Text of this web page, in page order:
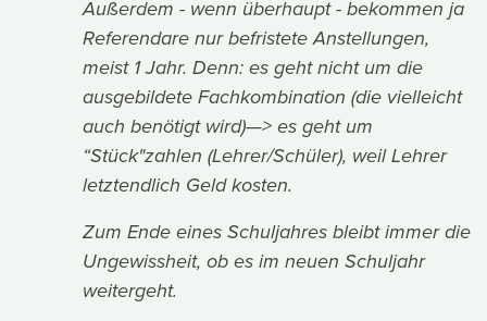
Außerdem - wenn überhaupt - bekommen ja
Referendare nur befristete Anstellungen,
meist 1 Jahr. Denn: es geht nicht um die
ausgebildete Fachkombination (die vielleicht
auch benötigt wird)—> es geht um
“Stück"zahlen (Lehrer/Schüler), weil Lehrer
letztendlich Geld kosten.
Zum Ende eines Schuljahres bleibt immer die
Ungewissheit, ob es im neuen Schuljahr
weitergeht.